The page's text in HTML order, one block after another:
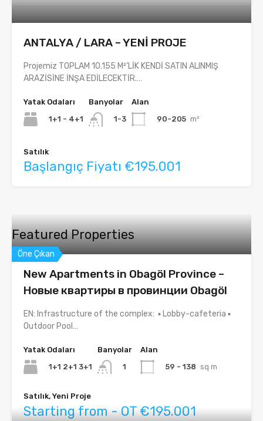
ANTALYA / LARA – YENİ PROJE
Projemiz TOPLAM 10.155 M²’LİK KENDİ SATIN ALINMIŞ
ARAZİSİNE İNŞA EDİLECEKTİR.…
Yatak Odaları
1+1 - 4+1
Banyolar
1-3
Alan
90-205 m²
Satılık
Başlangıç Fiyatı €195.001
Featured Properties
Öne Çıkan
New Apartments in Obagöl Province –
Новые квартиры в провинции Obagöl
EN: Infrastructure of the complex: ▪ Lobby-cafeteria ▪
Outdoor Pool…
Yatak Odaları
1+1 2+1 3+1
Banyolar
1
Alan
59 - 138 sq m
Satılık, Yeni Proje
Starting from - OT €195.001